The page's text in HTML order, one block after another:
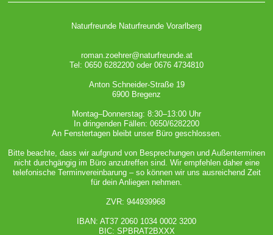
Naturfreunde Naturfreunde Vorarlberg
roman.zoehrer@naturfreunde.at
Tel: 0650 6282200 oder 0676 4734810
Anton Schneider-Straße 19
6900 Bregenz
Montag–Donnerstag: 8:30–13:00 Uhr
In dringenden Fällen: 0650/6282200
An Fenstertagen bleibt unser Büro geschlossen.
Bitte beachte, dass wir aufgrund von Besprechungen und Außenterminen
nicht durchgängig im Büro anzutreffen sind. Wir empfehlen daher eine
telefonische Terminvereinbarung – so können wir uns ausreichend Zeit
für dein Anliegen nehmen.
ZVR: 944939968
IBAN: AT37 2060 1034 0002 3200
BIC: SPBRAT2BXXX